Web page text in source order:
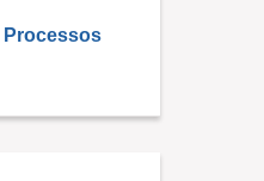
Processos